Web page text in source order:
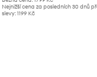
Nejnižší cena za posledních 30 dnů
slevy: 1199 Kč